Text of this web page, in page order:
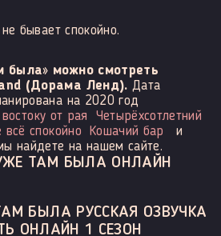
бывает спокойно.
была» можно смотреть
(Дорама Ленд). Дата
на 2020 год
от рая
Четырёхсотлетний
всё спокойно Кошачий бар
и
найдете на нашем сайте.
ТАМ БЫЛА ОНЛАЙН
БЫЛА РУССКАЯ ОЗВУЧКА
ОНЛАЙН 1 СЕЗОН